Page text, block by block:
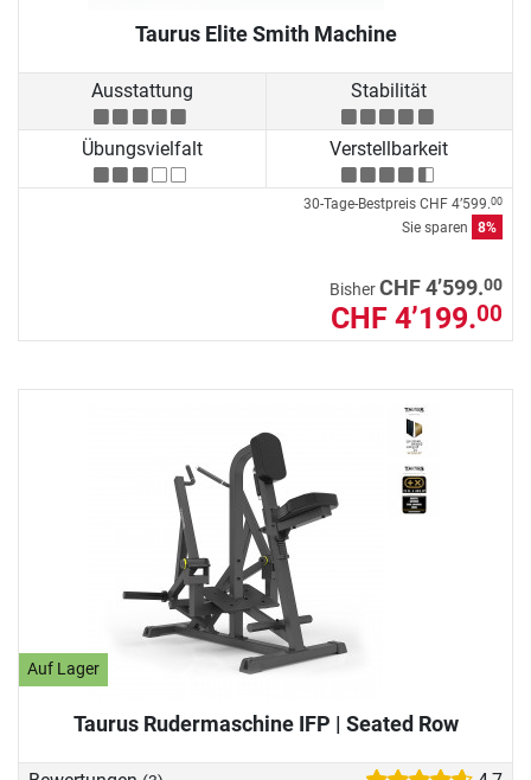
Taurus Elite Smith Machine
Ausstattung Stabilität
Übungsvielfalt Verstellbarkeit
30-Tage-Bestpreis CHF 4’599.00
Sie sparen 8%
BisherCHF 4’599.00
CHF 4’199.00
Auf Lager
Taurus Rudermaschine IFP | Seated Row